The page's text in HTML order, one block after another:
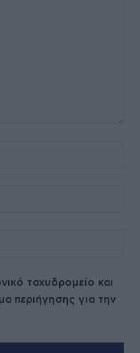
ταχυδρομείο και
περιήγησης για την